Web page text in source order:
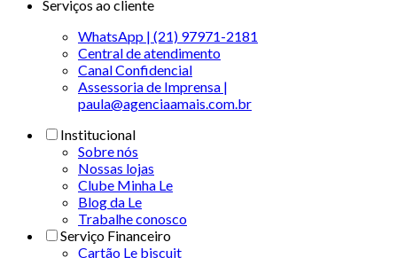
Serviços ao cliente
WhatsApp | (21) 97971-2181
Central de atendimento
Canal Confidencial
Assessoria de Imprensa |
paula@agenciaamais.com.br
Institucional
Sobre nós
Nossas lojas
Clube Minha Le
Blog da Le
Trabalhe conosco
Serviço Financeiro
Cartão Le biscuit